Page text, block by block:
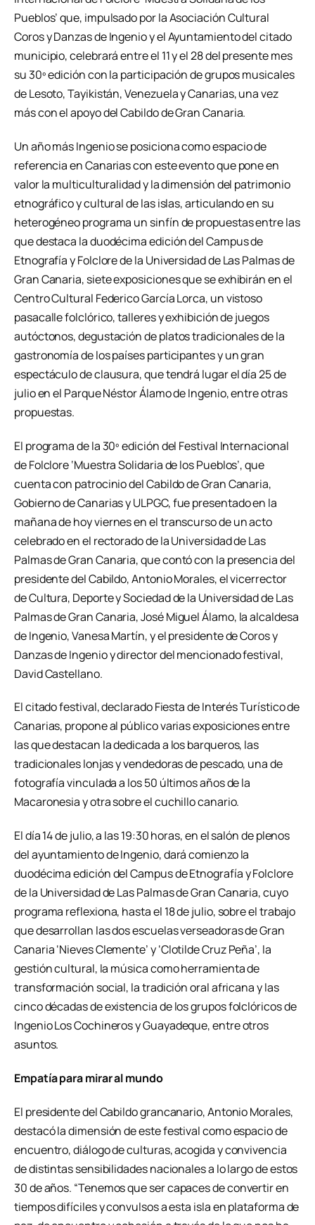
Pueblos’ que, impulsado por la Asociación Cultural
Coros y Danzas de Ingenio y el Ayuntamiento del citado
municipio, celebrará entre el 11 y el 28 del presente mes
su 30º edición con la participación de grupos musicales
de Lesoto, Tayikistán, Venezuela y Canarias, una vez
más con el apoyo del Cabildo de Gran Canaria.
Un año más Ingenio se posiciona como espacio de
referencia en Canarias con este evento que pone en
valor la multiculturalidad y la dimensión del patrimonio
etnográfico y cultural de las islas, articulando en su
heterogéneo programa un sinfín de propuestas entre las
que destaca la duodécima edición del Campus de
Etnografía y Folclore de la Universidad de Las Palmas de
Gran Canaria, siete exposiciones que se exhibirán en el
Centro Cultural Federico García Lorca, un vistoso
pasacalle folclórico, talleres y exhibición de juegos
autóctonos, degustación de platos tradicionales de la
gastronomía de los países participantes y un gran
espectáculo de clausura, que tendrá lugar el día 25 de
julio en el Parque Néstor Álamo de Ingenio, entre otras
propuestas.
El programa de la 30º edición del Festival Internacional
de Folclore ‘Muestra Solidaria de los Pueblos’, que
cuenta con patrocinio del Cabildo de Gran Canaria,
Gobierno de Canarias y ULPGC, fue presentado en la
mañana de hoy viernes en el transcurso de un acto
celebrado en el rectorado de la Universidad de Las
Palmas de Gran Canaria, que contó con la presencia del
presidente del Cabildo, Antonio Morales, el vicerrector
de Cultura, Deporte y Sociedad de la Universidad de Las
Palmas de Gran Canaria, José Miguel Álamo, la alcaldesa
de Ingenio, Vanesa Martín, y el presidente de Coros y
Danzas de Ingenio y director del mencionado festival,
David Castellano.
El citado festival, declarado Fiesta de Interés Turístico de
Canarias, propone al público varias exposiciones entre
las que destacan la dedicada a los barqueros, las
tradicionales lonjas y vendedoras de pescado, una de
fotografía vinculada a los 50 últimos años de la
Macaronesia y otra sobre el cuchillo canario.
El día 14 de julio, a las 19:30 horas, en el salón de plenos
del ayuntamiento de Ingenio, dará comienzo la
duodécima edición del Campus de Etnografía y Folclore
de la Universidad de Las Palmas de Gran Canaria, cuyo
programa reflexiona, hasta el 18 de julio, sobre el trabajo
que desarrollan las dos escuelas verseadoras de Gran
Canaria ‘Nieves Clemente’ y ‘Clotilde Cruz Peña’, la
gestión cultural, la música como herramienta de
transformación social, la tradición oral africana y las
cinco décadas de existencia de los grupos folclóricos de
Ingenio Los Cochineros y Guayadeque, entre otros
asuntos.
Empatía para mirar al mundo
El presidente del Cabildo grancanario, Antonio Morales,
destacó la dimensión de este festival como espacio de
encuentro, diálogo de culturas, acogida y convivencia
de distintas sensibilidades nacionales a lo largo de estos
30 de años. “Tenemos que ser capaces de convertir en
tiempos difíciles y convulsos a esta isla en plataforma de